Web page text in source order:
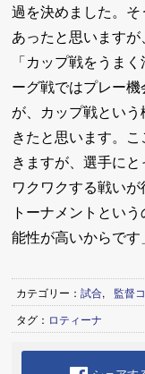
過を決めました。
あったと思います
「カップ戦をうま
ーグ戦ではプレー
が、カップ戦とい
きたと思います。
きますが、選手に
ワクワクする戦いが
トーナメントとい
能性が高いからです
カテゴリー：試合,
監督
タグ： ロティーナ